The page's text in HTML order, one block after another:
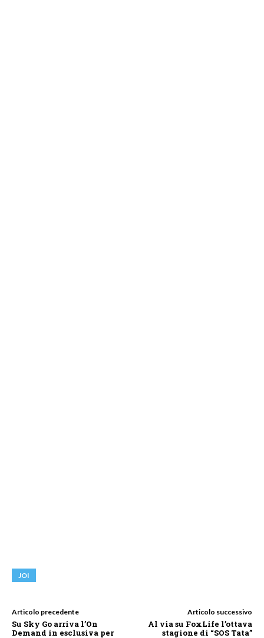
JOI
Articolo precedente
Su Sky Go arriva l’On
Demand in esclusiva per
Articolo successivo
Al via su FoxLife l’ottava
stagione di “SOS Tata”